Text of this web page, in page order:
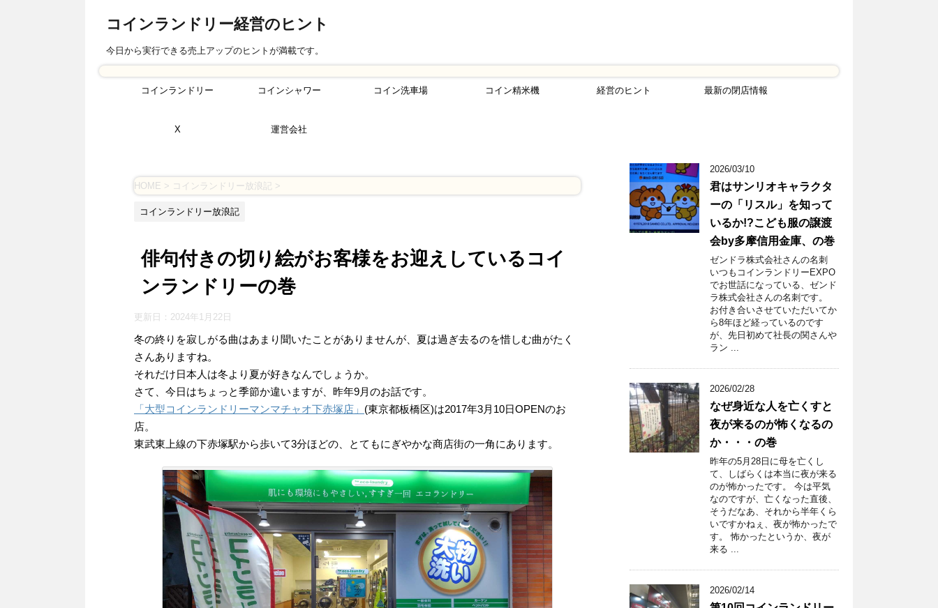
コインランドリー経営のヒント
今日から実行できる売上アップのヒントが満載です。
コインランドリー コインシャワー コイン洗車場 コイン精米機 経営のヒント 最新の閉店情報
X 運営会社
HOME > コインランドリー放浪記 >
コインランドリー放浪記
俳句付きの切り絵がお客様をお迎えしているコイ
ンランドリーの巻
更新日： 2024年1月22日
冬の終りを寂しがる曲はあまり聞いたことがありませんが、夏は過ぎ去るのを惜しむ曲がたく
さんありますね。
それだけ日本人は冬より夏が好きなんでしょうか。
さて、今日はちょっと季節か違いますが、昨年9月のお話です。
「大型コインランドリーマンマチャオ下赤塚店」 (東京都板橋区)は2017年3月10日OPENのお
店。
東武東上線の下赤塚駅から歩いて3分ほどの、とてもにぎやかな商店街の一角にあります。
2026/03/10
君はサンリオキャラクタ
ーの「リスル」を知って
いるか!?こども服の譲渡
会by多摩信用金庫、の巻
ゼンドラ株式会社さんの名刺
いつもコインランドリーEXPO
でお世話になっている、ゼンド
ラ株式会社さんの名刺です。
お付き合いさせていただいてか
ら8年ほど経っているのです
が、先日初めて社長の関さんや
ラン ...
2026/02/28
なぜ身近な人を亡くすと
夜が来るのが怖くなるの
か・・・の巻
昨年の5月28日に母を亡くし
て、しばらくは本当に夜が来る
のが怖かったです。 今は平気
なのですが、亡くなった直後、
そうだなあ、それから半年くら
いですかねぇ、夜が怖かったで
す。 怖かったというか、夜が
来る ...
2026/02/14